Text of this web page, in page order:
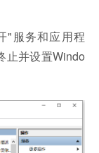
服务和应用程
止并设置Windo